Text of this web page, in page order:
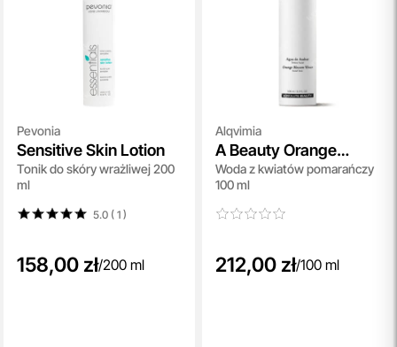
Pevonia
Sensitive Skin Lotion
Tonik do skóry wrażliwej 200
ml
5.0 ( 1)
158,00 zł/200 ml
Alqvimia
A Beauty Orange
Blossom Water Facial
Tonic
Woda z kwiatów pomarańczy
100 ml
212,00 zł/100 ml